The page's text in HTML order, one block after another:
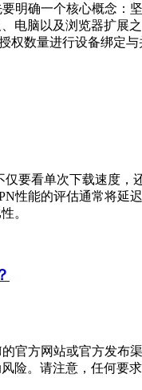
明确一个核心概念
电脑以及浏览器扩
数量进行设备绑定
要看单次下载速度
性能的评估通常将
。
官方网站或官方发布
险。请注意，任何